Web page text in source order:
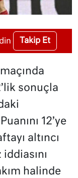
Takip Et
sonuçla
12’ye
altıncı
halinde